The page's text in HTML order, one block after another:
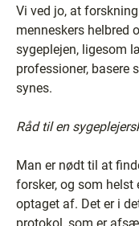
Vi ved jo, at
menneskers helbred
sygeplejen, ligesom
professioner, basere
synes.
Råd til en
Man er nødt til at
forsker, og som helst
optaget af. Det er i